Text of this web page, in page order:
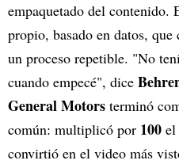
empaquetado del contenido.
propio, basado en datos,
un proceso repetible. "No
cuando empecé", dice
General Motors terminó
común: multiplicó por 100
convirtió en el video más